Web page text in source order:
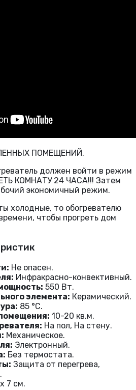
ПОМЕЩЕНИЙ.
должен войти в режим
КОМНАТУ 24 ЧАСА!!! Затем
экономичный режим.
холодные, то обогревателю
чтобы прогреть дом
Не опасен.
Инфракрасно-конвективный.
550 Вт.
элемента: Керамический.
85 °С.
10-20 кв.м.
На пол, На стену.
Механическое.
Электронный.
Без термостата.
Защита от перегрева,
7 см.